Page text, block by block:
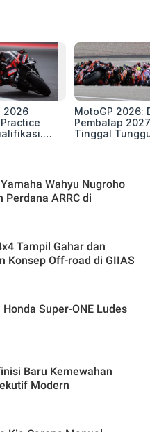
2026
MotoGP 2026:
Pembalap
Tinggal
Wahyu Nugroho
Perdana ARRC di
Tampil Gahar dan
Konsep Off-road di GIIAS
Super-ONE Ludes
Baru Kemewahan
Modern